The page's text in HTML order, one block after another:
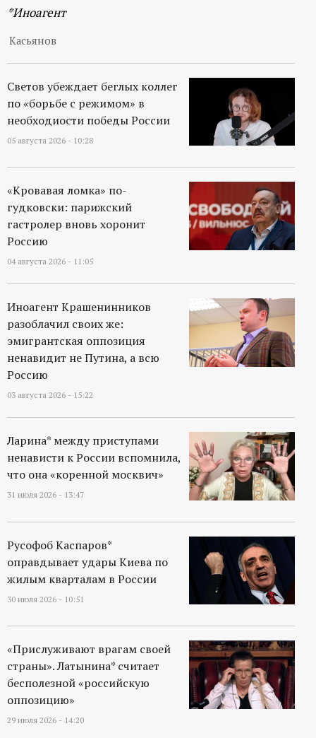
й
п
о
р
т
а
л
*Иноагент
Касьянов
Светов убеждает беглых коллег
по «борьбе с режимом» в
необходиости победы России
05 августа 2026 - 10:28
«Кровавая ломка» по-
гудковски: парижский
гастролер вновь хоронит
Россию
04 августа 2026 - 11:05
Иноагент Крашенинников
разоблачил своих же:
эмигрантская оппозиция
ненавидит не Путина, а всю
Россию
03 августа 2026 - 15:22
Ларина* между приступами
ненависти к России вспомнила,
что она «коренной москвич»
31 июля 2026 - 13:47
Русофоб Каспаров*
оправдывает удары Киева по
жилым кварталам в России
30 июля 2026 - 10:51
«Прислуживают врагам своей
страны». Латынина* считает
бесполезной «российскую
оппозицию»
29 июля 2026 - 14:20